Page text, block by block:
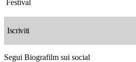
Segui Biografilm sui social